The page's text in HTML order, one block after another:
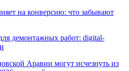
на конверсию: что забывают
демонтажных работ: digital-
Аравии могут исчезнуть из